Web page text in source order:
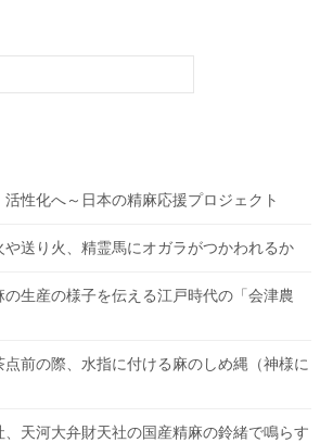
性化へ～日本の精麻応援プロジェクト
や送り火、精霊馬にオガラがつかわれるか
生産の様子を伝える江戸時代の「会津農
前の際、水指に付ける麻のしめ縄（神様に
天河大弁財天社の国産精麻の鈴緒で鳴らす